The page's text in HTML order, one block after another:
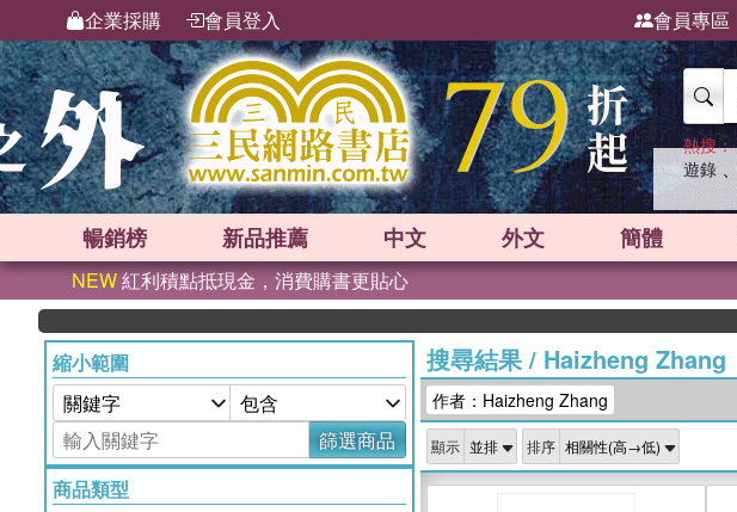
企業採購 會員登入 會員專區
熱搜：
遊錄 、
暢銷榜 新品推薦 中文 外文 簡體
NEW紅利積點抵現金，消費購書更貼心
縮小範圍
篩選商品
商品類型
搜尋結果/ Haizheng Zhang
作者：Haizheng Zhang
顯示 排序